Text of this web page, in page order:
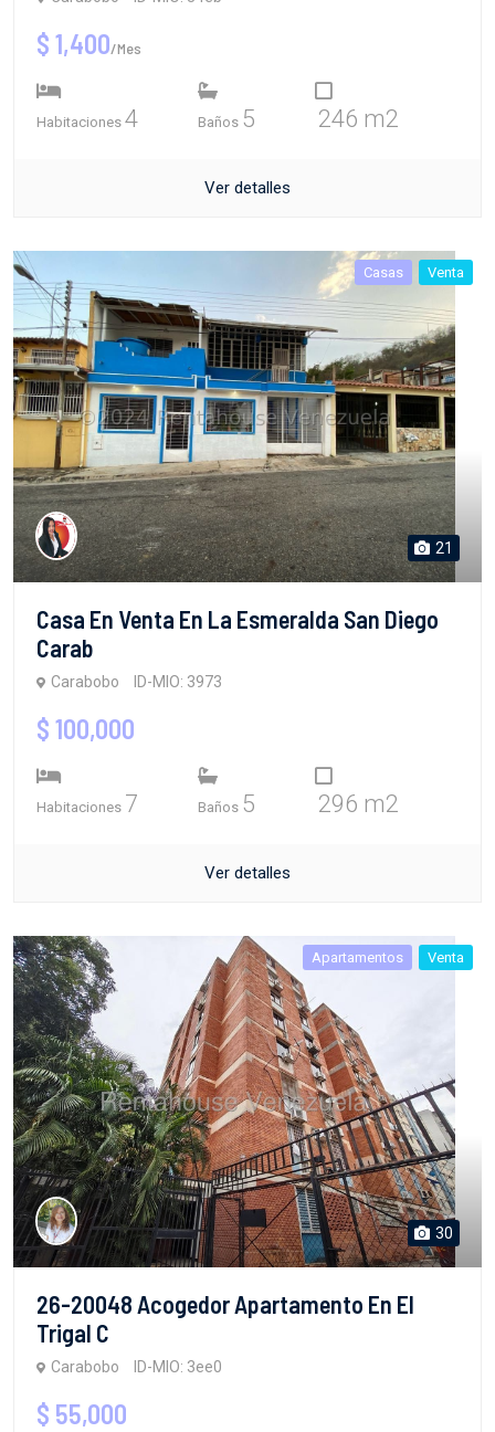
$ 1,400/Mes
Habitaciones 4 Baños 5 246 m2
Ver detalles
Casas Venta
21
Casa En Venta En La Esmeralda San Diego
Carab
Carabobo ID-MIO: 3973
$ 100,000
Habitaciones 7 Baños 5 296 m2
Ver detalles
Apartamentos Venta
30
26-20048 Acogedor Apartamento En El
Trigal C
Carabobo ID-MIO: 3ee0
$ 55,000